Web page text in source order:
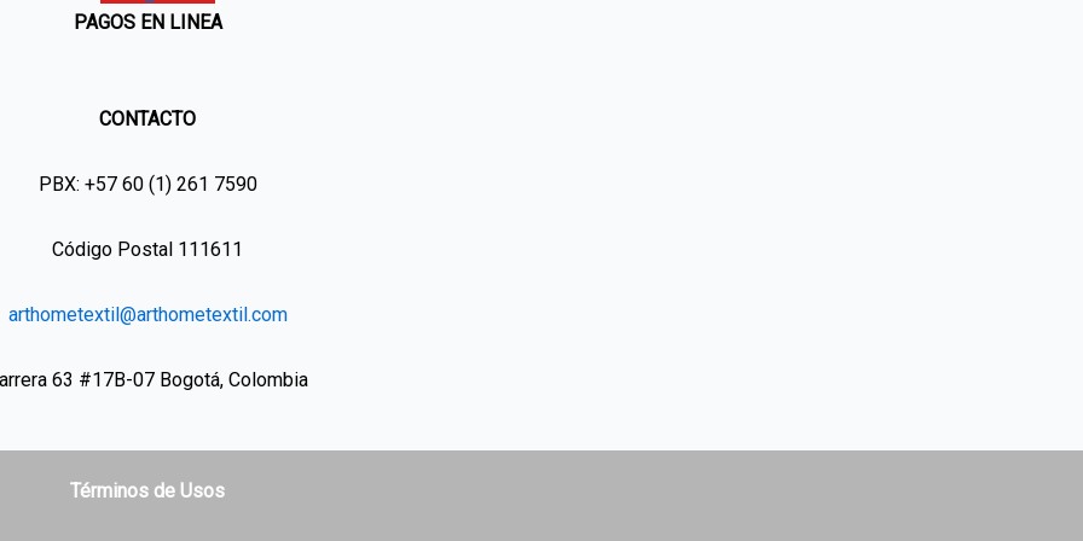
PAGOS EN LINEA
CONTACTO
PBX: +57 60 (1) 261 7590
Código Postal 111611
arthometextil@arthometextil.com
63 #17B-07 Bogotá, Colombia
Términos de Usos